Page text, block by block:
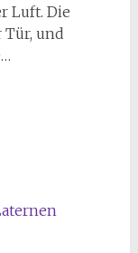
Luft. Die
Tür, und